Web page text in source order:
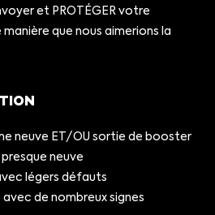
et PROTÉGER votre
que nous aimerions la
neuve ET/OU sortie de booster
neuve
légers défauts
de nombreux signes